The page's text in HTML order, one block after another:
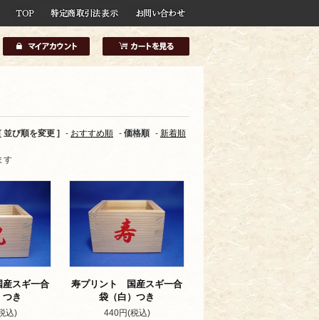
並び順を変更 ] - おすすめ順 - 価格順 - 新着順
す
スギ一合
つき
込)
寿プリント 国産スギ一合
袋（白）つき
440円(税込)